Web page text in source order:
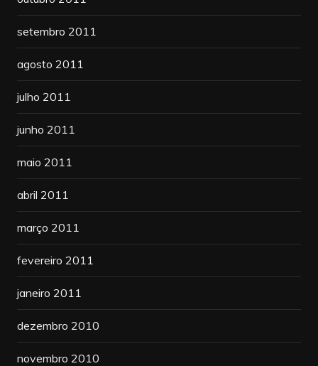
setembro 2011
agosto 2011
julho 2011
junho 2011
maio 2011
abril 2011
março 2011
fevereiro 2011
janeiro 2011
dezembro 2010
novembro 2010